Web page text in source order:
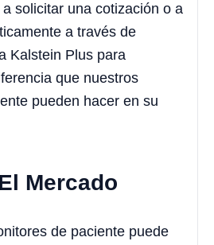
solicitar una cotización o a
a través de
Kalstein Plus para
que nuestros
pueden hacer en su
Mercado
de paciente puede